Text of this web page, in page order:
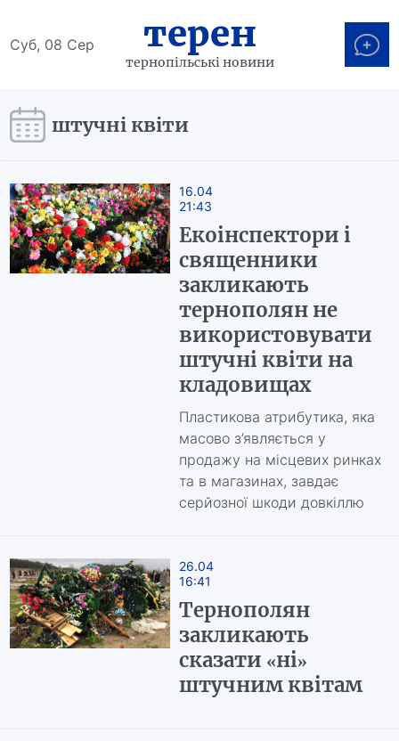
Суб, 08 Сер терен
тернопільські новини
штучні квіти
16.04
21:43
Екоінспектори і
священники
закликають
тернополян не
використовувати
штучні квіти на
кладовищах
Пластикова атрибутика, яка
масово з’являється у
продажу на місцевих ринках
та в магазинах, завдає
серйозної шкоди довкіллю
26.04
16:41
Тернополян
закликають
сказати «ні»
штучним квітам